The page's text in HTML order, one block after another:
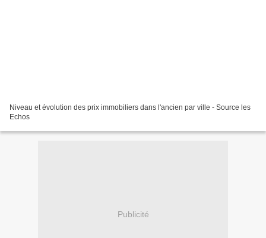
Niveau et évolution des prix immobiliers dans l'ancien par ville - Source les
Echos
Publicité